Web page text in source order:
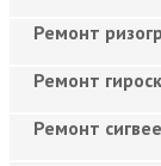
Ремонт
Ремонт
Ремонт